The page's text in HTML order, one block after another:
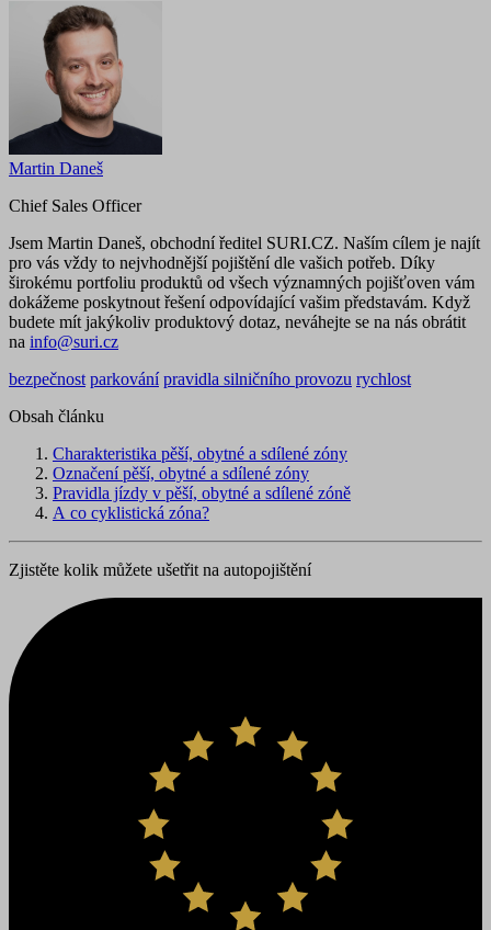
Martin Daneš
Chief Sales Officer
Jsem Martin Daneš, obchodní ředitel SURI.CZ. Naším cílem je najít
pro vás vždy to nejvhodnější pojištění dle vašich potřeb. Díky
širokému portfoliu produktů od všech významných pojišťoven vám
dokážeme poskytnout řešení odpovídající vašim představám. Když
budete mít jakýkoliv produktový dotaz, neváhejte se na nás obrátit
na info@suri.cz
bezpečnost parkování pravidla silničního provozu rychlost
Obsah článku
Charakteristika pěší, obytné a sdílené zóny
Označení pěší, obytné a sdílené zóny
Pravidla jízdy v pěší, obytné a sdílené zóně
A co cyklistická zóna?
Zjistěte kolik můžete ušetřit na autopojištění